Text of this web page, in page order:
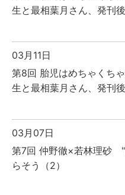
生と最相葉月さん、発刊
03月11日
第8回 胎児はめちゃくち
生と最相葉月さん、発刊後
03月07日
第7回 仲野徹×若林理砂 "
らそう（2）